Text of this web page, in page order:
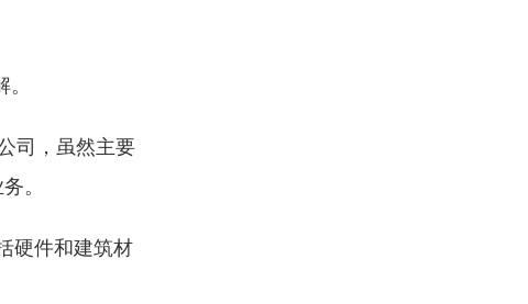
司，虽然主要
。
硬件和建筑材